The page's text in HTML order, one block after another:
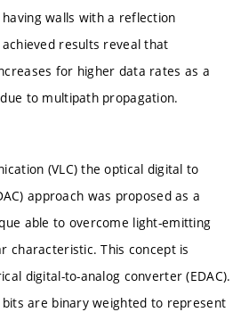
walls with a reflection
results reveal that
for higher data rates as a
to multipath propagation.
(VLC) the optical digital to
approach was proposed as a
able to overcome light-emitting
characteristic. This concept is
digital-to-analog converter (EDAC).
are binary weighted to represent